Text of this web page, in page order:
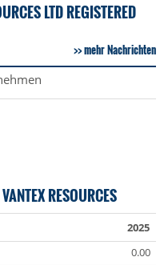
LTD REGISTERED
mehr Nachrichten
RESOURCES
2025
0.00